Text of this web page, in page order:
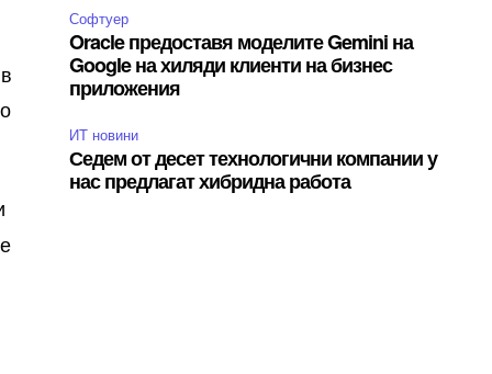
Софтуер
Oracle предоставя моделите Gemini на
Google на хиляди клиенти на бизнес
приложения
ИТ новини
Седем от десет технологични компании у
нас предлагат хибридна работа